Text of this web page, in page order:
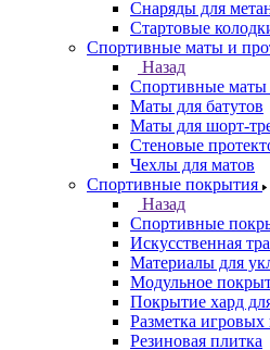
Снаряды для
Стартовые
Спортивные маты и
Назад
Спортивные маты
Маты для батутов
Маты для шорт-
Стеновые
Чехлы для матов
Спортивные покрытия
Назад
Спортивные
Искусственная
Материалы для
Модульное
Покрытие хард
Разметка игровых
Резиновая плитка